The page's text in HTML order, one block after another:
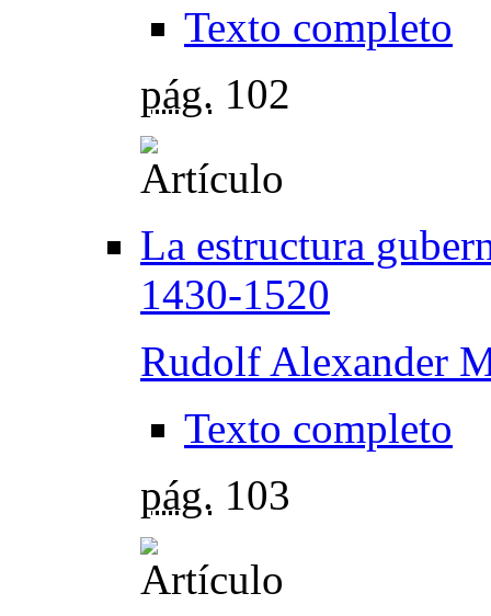
Texto completo
pág. 102
La estructura
1430-1520
Rudolf Alexander
Texto completo
pág. 103